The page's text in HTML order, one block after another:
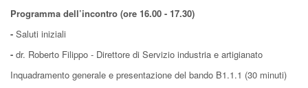
Programma dell’incontro (ore 16.00 - 17.30)
- Saluti iniziali
- dr. Roberto Filippo - Direttore di Servizio industria e artigianato
Inquadramento generale e presentazione del bando B1.1.1 (30 minuti)